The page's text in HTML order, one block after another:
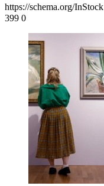
https://schema.org/InStock
399 0